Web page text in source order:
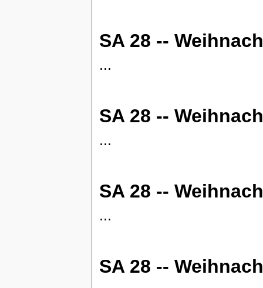
SA 28 --
...
SA 28 --
...
SA 28 --
...
SA 28 --